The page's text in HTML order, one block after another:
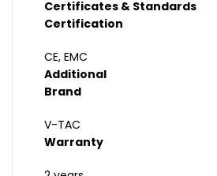
Certificates & Standards
CE, EMC
Additional
V-TAC
Warranty